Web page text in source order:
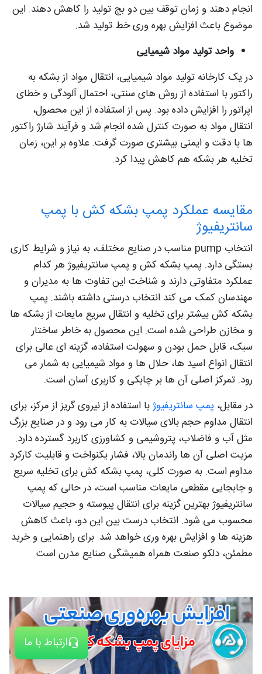
ارتباط با ما
انجام دهند و زمان توقف بین دو بچ تولید را کاهش دهند. این
موضوع باعث افزایش بهره‌ وری خط تولید شد.
واحد تولید مواد شیمیایی
در یک کارخانه تولید مواد شیمیایی، انتقال مواد از بشکه به
راکتور با استفاده از روش‌ های سنتی، احتمال آلودگی و خطای
اپراتور را افزایش داده بود. پس از استفاده از این محصول،
انتقال مواد به‌ صورت کنترل‌ شده انجام شد و فرآیند شارژ راکتور
ها با دقت و ایمنی بیشتری صورت گرفت. علاوه بر این، زمان
تخلیه هر بشکه هم کاهش پیدا کرد.
مقایسه عملکرد پمپ بشکه کش با پمپ
سانتریفیوژ
انتخاب pump مناسب در صنایع مختلف، به نیاز و شرایط کاری
بستگی دارد. پمپ بشکه کش و پمپ سانتریفیوژ هر کدام
عملکرد متفاوتی دارند و شناخت این تفاوت ها به مدیران و
مهندسان کمک می کند انتخاب درستی داشته باشند. پمپ
بشکه کش بیشتر برای تخلیه و انتقال سریع مایعات از بشکه ها
و مخازن طراحی شده است. این محصول به خاطر ساختار
سبک، قابل حمل بودن و سهولت استفاده، گزینه ای عالی برای
انتقال انواع اسید ها، حلال ها و مواد شیمیایی به شمار می
رود. تمرکز اصلی آن ها بر چابکی و کاربری آسان است.
در مقابل، پمپ سانتریفیوژبا استفاده از نیروی گریز از مرکز، برای
انتقال مداوم حجم بالای سیالات به کار می رود و در صنایع بزرگ
مثل آب و فاضلاب، پتروشیمی و کشاورزی کاربرد گسترده دارد.
مزیت اصلی آن ها راندمان بالا، فشار یکنواخت و قابلیت کارکرد
مداوم است. به صورت کلی، پمپ بشکه کش برای تخلیه سریع
و جابجایی مقطعی مایعات مناسب است، در حالی که پمپ
سانتریفیوژ بهترین گزینه برای انتقال پیوسته و حجیم سیالات
محسوب می شود. انتخاب درست بین این دو، باعث کاهش
هزینه ها و افزایش بهره وری خواهد شد. برای راهنمایی و خرید
مطمئن، دلکو صنعت همراه همیشگی صنایع مدرن است